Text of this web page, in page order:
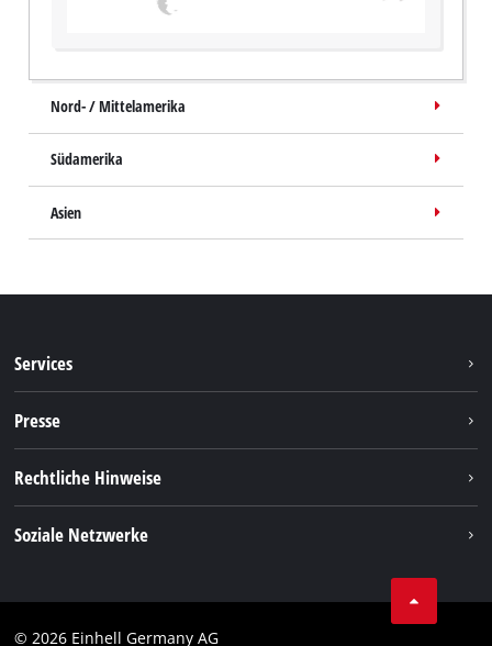
Nord- / Mittelamerika
Südamerika
Asien
Services
Presse
Rechtliche Hinweise
Compliance
Soziale Netzwerke
© 2026 Einhell Germany AG